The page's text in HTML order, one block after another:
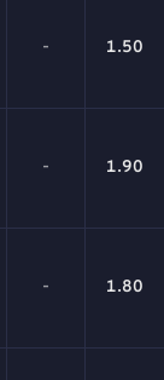
- 1.50
- 1.90
- 1.80